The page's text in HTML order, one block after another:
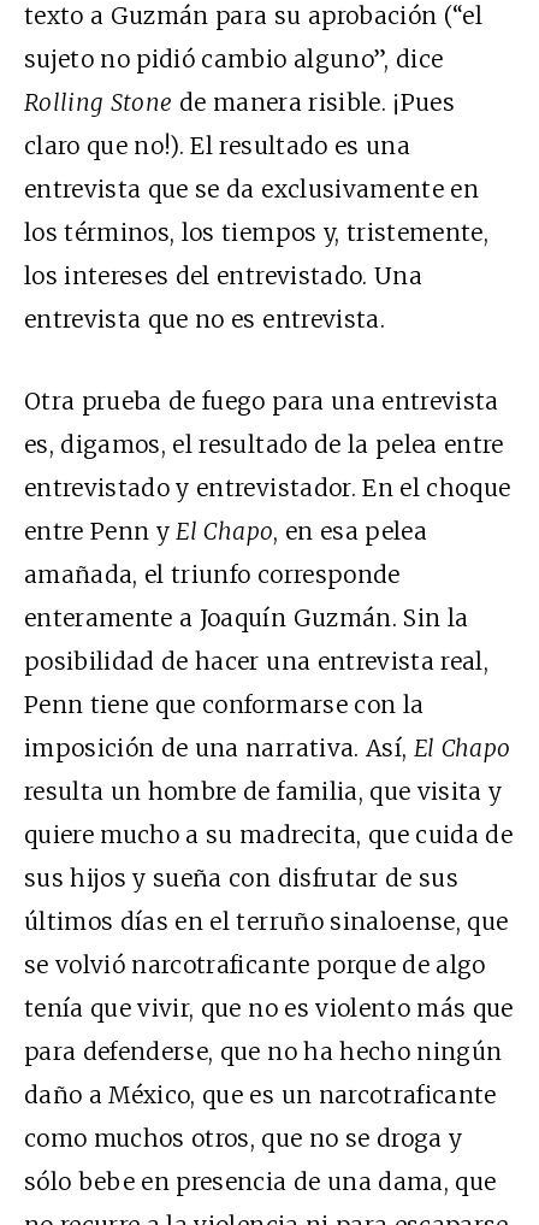
texto a Guzmán para su aprobación (“el
sujeto no pidió cambio alguno”, dice
Rolling Stone de manera risible. ¡Pues
claro que no!). El resultado es una
entrevista que se da exclusivamente en
los términos, los tiempos y, tristemente,
los intereses del entrevistado. Una
entrevista que no es entrevista.
Otra prueba de fuego para una entrevista
es, digamos, el resultado de la pelea entre
entrevistado y entrevistador. En el choque
entre Penn yEl Chapo, en esa pelea
amañada, el triunfo corresponde
enteramente a Joaquín Guzmán. Sin la
posibilidad de hacer una entrevista real,
Penn tiene que conformarse con la
imposición de una narrativa. Así, El Chapo
resulta un hombre de familia, que visita y
quiere mucho a su madrecita, que cuida de
sus hijos y sueña con disfrutar de sus
últimos días en el terruño sinaloense, que
se volvió narcotraficante porque de algo
tenía que vivir, que no es violento más que
para defenderse, que no ha hecho ningún
daño a México, que es un narcotraficante
como muchos otros, que no se droga y
sólo bebe en presencia de una dama, que